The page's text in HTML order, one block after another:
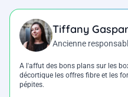
Tiffany
Ancienne
A l'affut des bons plans sur les
décortique les offres fibre et les
pépites.